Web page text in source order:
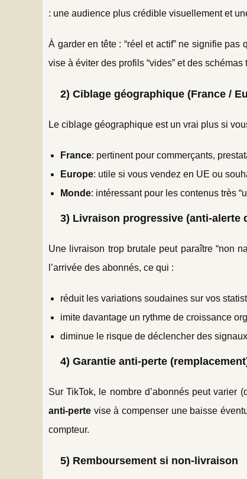
: une audience plus crédible visuellement et
À garder en tête : “réel et actif” ne signifie
vise à éviter des profils “vides” et des schémas
2) Ciblage géographique (France /
Le ciblage géographique est un vrai plus si
France: pertinent pour commerçants,
Europe: utile si vous vendez en UE ou
Monde: intéressant pour les contenus très
3) Livraison progressive (anti-alerte
Une livraison trop brutale peut paraître “non
l’arrivée des abonnés, ce qui :
réduit les variations soudaines sur vos
imite davantage un rythme de croissance
diminue le risque de déclencher des
4) Garantie anti-perte
Sur TikTok, le nombre d’abonnés peut varier
anti-perte vise à compenser une baisse
compteur.
5) Remboursement si non-livraison